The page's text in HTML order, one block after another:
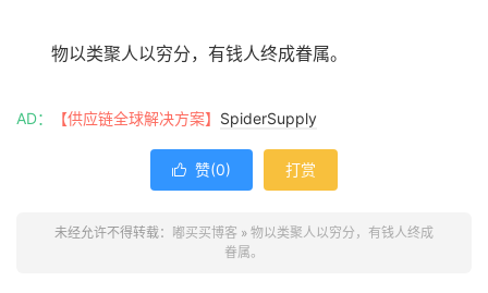
物以类聚人以穷分，有钱人终成眷属。
AD： 【供应链全球解决方案】 SpiderSupply
 赞(0) 打赏
未经允许不得转载： 嘟买买博客 » 物以类聚人以穷分，有钱人终成
眷属。